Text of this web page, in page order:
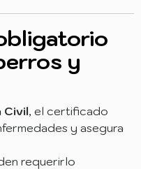
y
Civil, el certificado
y asegura
requerirlo